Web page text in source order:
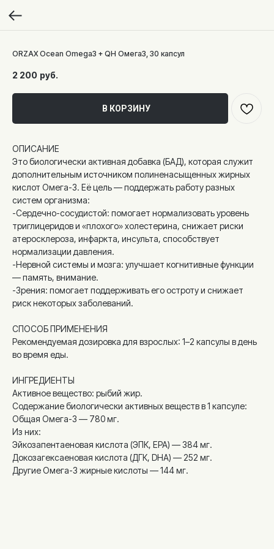
ORZAX Ocean Omega3 + QH Омега3, 30 капсул
2 200 руб.
В КОРЗИНУ
ОПИСАНИЕ
Это биологически активная добавка (БАД), которая служит
дополнительным источником полиненасыщенных жирных
кислот Омега-3. Её цель — поддержать работу разных
систем организма:
-Сердечно-сосудистой: помогает нормализовать уровень
триглицеридов и «плохого» холестерина, снижает риски
атеросклероза, инфаркта, инсульта, способствует
нормализации давления.
-Нервной системы и мозга: улучшает когнитивные функции
— память, внимание.
-Зрения: помогает поддерживать его остроту и снижает
риск некоторых заболеваний.
СПОСОБ ПРИМЕНЕНИЯ
Рекомендуемая дозировка для взрослых: 1–2 капсулы в день
во время еды.
ИНГРЕДИЕНТЫ
Активное вещество: рыбий жир.
Содержание биологически активных веществ в 1 капсуле:
Общая Омега-3 — 780 мг.
Из них:
Эйкозапентаеновая кислота (ЭПК, EPA) — 384 мг.
Докозагексаеновая кислота (ДГК, DHA) — 252 мг.
Другие Омега-3 жирные кислоты — 144 мг.